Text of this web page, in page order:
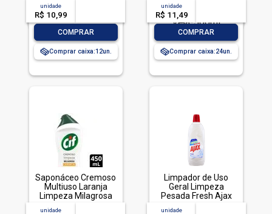
unidade
R$ 10,99
COMPRAR
Comprar caixa:12
unidade
R$ 11,49
COMPRAR
Comprar caixa:24
Saponáceo Cremoso
Multiuso Laranja
Limpeza Milagrosa
Cif Squeeze 450ml
unidade
Limpador de Uso
Geral Limpeza
Pesada Fresh Ajax
Frasco 1l
unidade